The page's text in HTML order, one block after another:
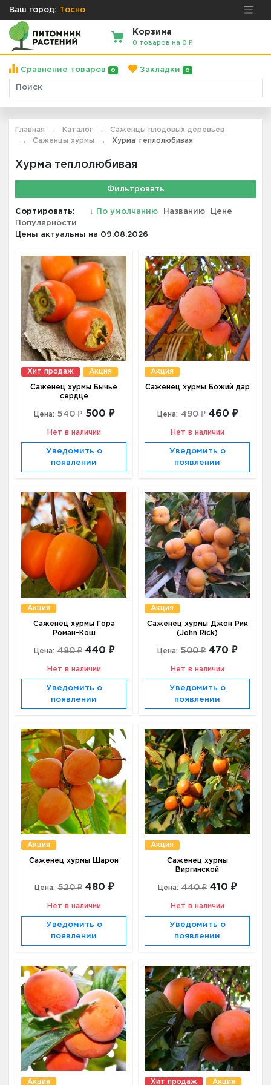
Ваш город: Тосно
Корзина
0 товаров на 0 ₽
Сравнение товаров 0 Закладки 0
Главная Каталог
Саженцы плодовых деревьев
Саженцы хурмы
Хурма теплолюбивая
Хурма теплолюбивая
Фильтровать
Сортировать: ↓ По умолчанию Названию
Цене
Популярности
Цены актуальны на 09.08.2026
Хит продаж Акция
Саженец хурмы Бычье
сердце
Цена: 540 ₽ 500 ₽
Нет в наличии
Уведомить о
появлении
Акция
Саженец хурмы Божий дар
Цена: 490 ₽ 460 ₽
Нет в наличии
Уведомить о
появлении
Акция
Саженец хурмы Гора
Роман-Кош
Цена: 480 ₽ 440 ₽
Нет в наличии
Уведомить о
появлении
Акция
Саженец хурмы Джон Рик
(John Rick)
Цена: 500 ₽ 470 ₽
Нет в наличии
Уведомить о
появлении
Акция
Саженец хурмы Шарон
Цена: 520 ₽ 480 ₽
Нет в наличии
Уведомить о
появлении
Акция
Саженец хурмы
Виргинской
Цена: 440 ₽ 410 ₽
Нет в наличии
Уведомить о
появлении
Акция Хит продаж Акция